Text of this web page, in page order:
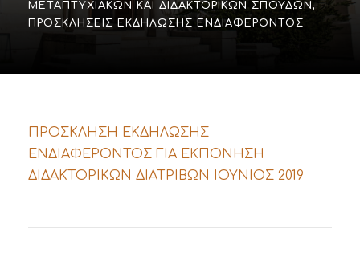
ΜΕΤΑΠΤΥΧΙΑΚΏΝ ΚΑΙ ΔΙΔΑΚΤΟΡΙΚΏΝ ΣΠΟΥΔΏΝ,
ΠΡΟΣΚΛΉΣΕΙΣ ΕΚΔΉΛΩΣΗΣ ΕΝΔΙΑΦΈΡΟΝΤΟΣ
ΠΡΟΣΚΛΗΣΗ ΕΚΔΗΛΩΣΗΣ
ΕΝΔΙΑΦΕΡΟΝΤΟΣ ΓΙΑ ΕΚΠΟΝΗΣΗ
ΔΙΔΑΚΤΟΡΙΚΩΝ ΔΙΑΤΡΙΒΩΝ ΙΟΥΝΙΟΣ 2019